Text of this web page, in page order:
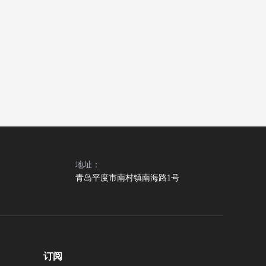
地址：
青岛平度市南村镇南海路1号
订阅